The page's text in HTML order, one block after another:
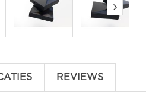
REVIEWS